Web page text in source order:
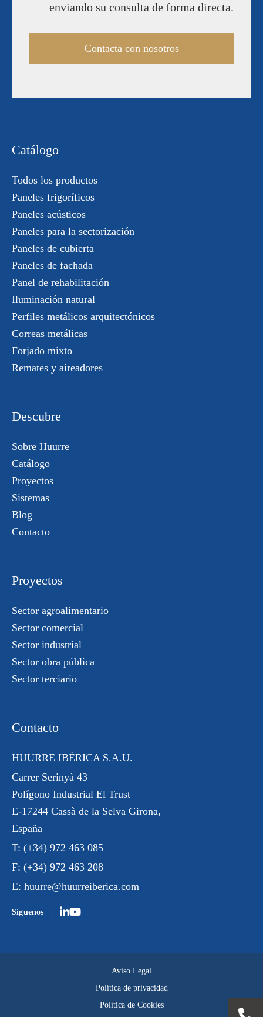
enviando su consulta de forma directa.
Contacta con nosotros
Catálogo
Todos los productos
Paneles frigoríficos
Paneles acústicos
Paneles para la sectorización
Paneles de cubierta
Paneles de fachada
Panel de rehabilitación
Iluminación natural
Perfiles metálicos arquitectónicos
Correas metálicas
Forjado mixto
Remates y aireadores
Descubre
Sobre Huurre
Catálogo
Proyectos
Sistemas
Blog
Contacto
Proyectos
Sector agroalimentario
Sector comercial
Sector industrial
Sector obra pública
Sector terciario
Contacto
HUURRE IBÉRICA S.A.U.
Carrer Serinyà 43
Polígono Industrial El Trust
E-17244 Cassà de la Selva Girona,
España
T: (+34) 972 463 085
F: (+34) 972 463 208
E: huurre@huurreiberica.com
Síguenos
Aviso Legal
Política de privacidad
Política de Cookies